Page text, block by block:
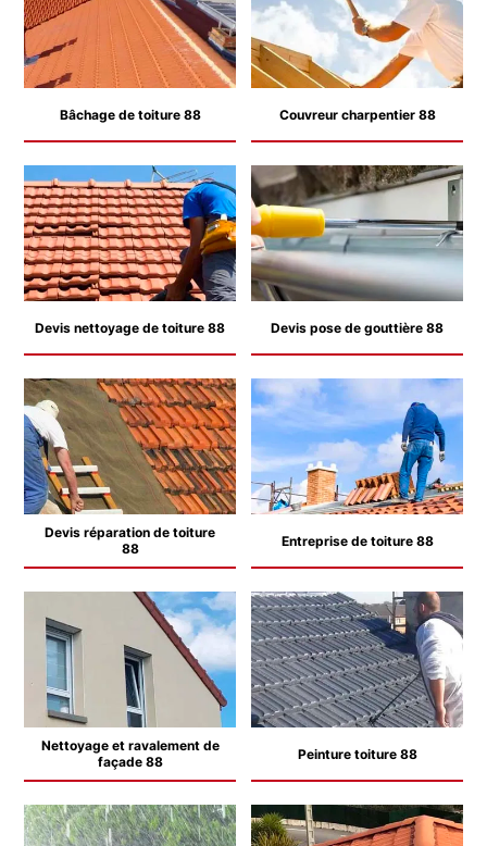
Bâchage de toiture 88 Couvreur charpentier 88
Devis nettoyage de toiture 88 Devis pose de gouttière 88
Devis réparation de toiture
88
Entreprise de toiture 88
Nettoyage et ravalement de
façade 88
Peinture toiture 88